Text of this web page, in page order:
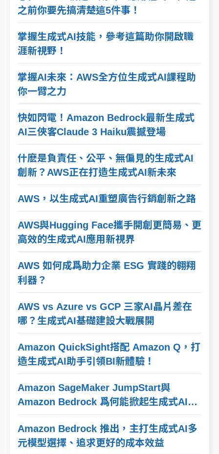
之前你要先搞清楚這5件事！
掌握生成式AI技能，參考這篇助你開啟職
涯新視野！
掌握AI未來：AWS全方位生成式AI課程助
你一臂之力
快如閃電！Amazon Bedrock最新生成式
AI三俠客Claude 3 Haiku震撼登場
什麽是負責任、公平、無偏見的生成式AI
創新？AWS正在打造生成式AI新未來
AWS，以生成式AI重塑廣告行銷創新之路
AWS與Hugging Face攜手開創更簡易、更
高效的生成式AI應用新視界
AWS 如何成爲助力企業 ESG 實踐的翱翔
利器？
AWS vs Azure vs GCP 三家AI晶片差在
哪？生成式AI基礎建設大戰展開
Amazon QuickSight搭配 Amazon Q，打
造生成式AI助手引領BI新體驗！
Amazon SageMaker JumpStart與
Amazon Bedrock 爲何能掀起生成式AI模
型新風潮？
Amazon Bedrock 推出，主打生成式AI多
元模型選擇、追求更好的成本效益